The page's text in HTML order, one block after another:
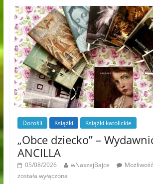
Dorośli Książki Książki katolickie
„Obce dziecko” –
ANCILLA
05/08/2026 wNaszejBajce
została wyłączona